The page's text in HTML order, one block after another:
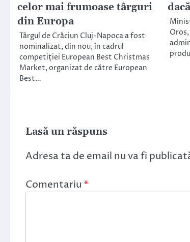
celor mai frumoase târguri
din Europa
Târgul de Crăciun Cluj-Napoca a fost
nominalizat, din nou, în cadrul
competiției European Best Christmas
Market, organizat de către European
Best…
Lasă un răspuns
Adresa ta de email nu va fi
Comentariu *